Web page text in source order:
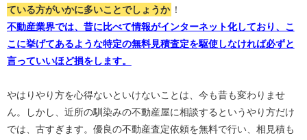
ている方がいかに多いことでしょうか ！
不動産業界では、昔に比べて情報がインターネット化しており、こ
こに挙げてあるような特定の無料見積査定を駆使しなければ必ずと
言っていいほど損をします。
やはりやり方を心得ないといけないことは、今も昔も変わりませ
ん。しかし、近所の馴染みの不動産屋に相談するというやり方だけ
では、古すぎます。優良の不動産査定依頼を無料で行い、相見積も